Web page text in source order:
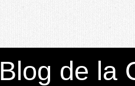
Blog de la